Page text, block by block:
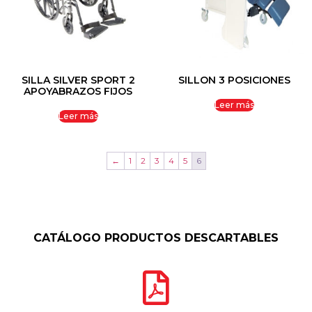
SILLA SILVER SPORT 2
APOYABRAZOS FIJOS
Leer más
SILLON 3 POSICIONES
Leer más
← 1 2 3 4 5 6
CATÁLOGO PRODUCTOS DESCARTABLES